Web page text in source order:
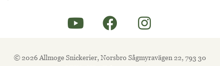
© 2026 Allmoge Snickerier, Norsbro Sågmyravägen 22, 793 30